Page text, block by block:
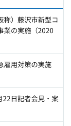
称）藤沢市新型コ
業の実施（2020
雇用対策の実施
22日記者会見・案